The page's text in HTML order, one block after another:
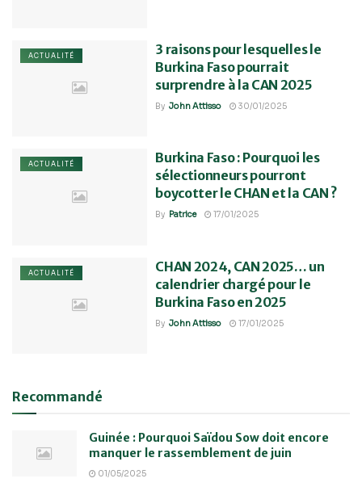
ACTUALITÉ
3 raisons pour lesquelles le
Burkina Faso pourrait
surprendre à la CAN 2025
By John Attisso 30/01/2025
ACTUALITÉ
Burkina Faso : Pourquoi les
sélectionneurs pourront
boycotter le CHAN et la CAN ?
By Patrice 17/01/2025
ACTUALITÉ
CHAN 2024, CAN 2025… un
calendrier chargé pour le
Burkina Faso en 2025
By John Attisso 17/01/2025
Recommandé
Guinée : Pourquoi Saïdou Sow doit encore
manquer le rassemblement de juin
01/05/2025